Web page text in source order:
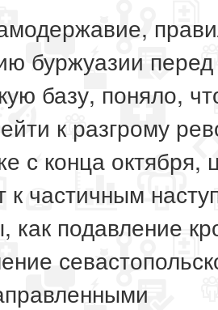
буржуазии
базу, поняло,
к разгрому
с конца октября,
к частичным
как подавление